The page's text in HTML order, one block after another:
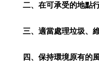
二、在可承受的地點
三、適當處理垃圾、
四、保持環境原有的